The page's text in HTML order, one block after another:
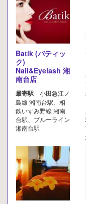
Batik (バティッ
ク)
Nail&Eyelash 湘
南台店
最寄駅
小田急江ノ
島線 湘南台駅、相
鉄いずみ野線 湘南
台駅、ブルーライン
湘南台駅